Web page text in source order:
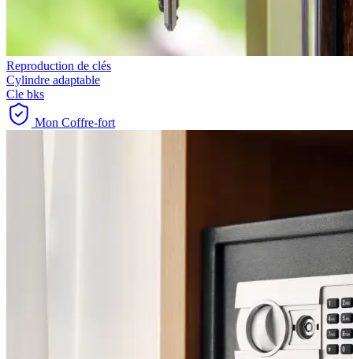
Reproduction de clés
Cylindre adaptable
Cle bks
Mon Coffre-fort